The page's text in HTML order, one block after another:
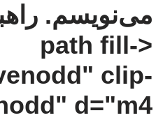
می‌نویسم.
<path fill-
clip-
d="m4